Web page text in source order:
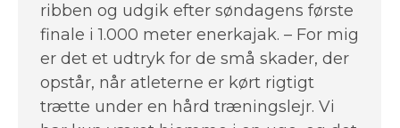
ribben og udgik efter søndagens første
finale i 1.000 meter enerkajak. – For mig
er det et udtryk for de små skader, der
opstår, når atleterne er kørt rigtigt
trætte under en hård træningslejr. Vi